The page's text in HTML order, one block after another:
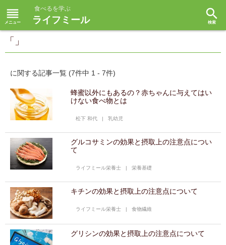
reorder 食べるを学ぶ
ライフミール search
「」
に関する記事一覧 (7件中 1 - 7件)
蜂蜜以外にもあるの？赤ちゃんに与えてはい
けない食べ物とは
松下 和代 |乳幼児
グルコサミンの効果と摂取上の注意点につい
て
ライフミール栄養士 |栄養基礎
キチンの効果と摂取上の注意点について
ライフミール栄養士 |食物繊維
グリシンの効果と摂取上の注意点について